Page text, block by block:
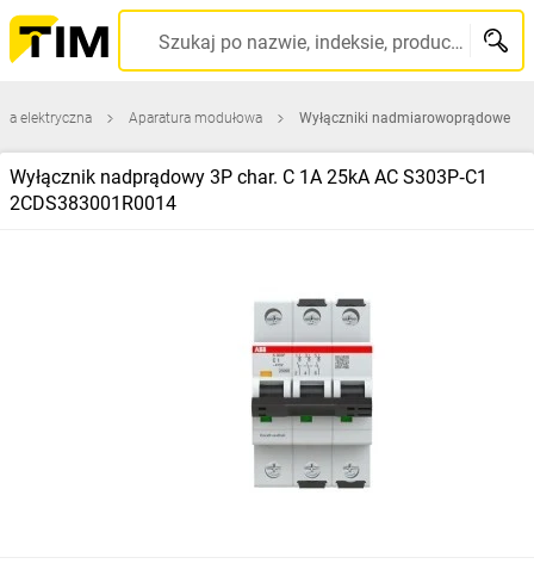
Szukaj po nazwie, indeksie, producencie, kodzie kreskowym...
elektryczna Aparatura modułowa Wyłączniki nadmiarowoprądowe
Wyłącznik nadprądowy 3P char. C 1A 25kA AC S303P‑C1
2CDS383001R0014